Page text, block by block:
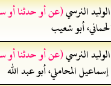
النرسي(عن أو حدثنا
أبو شعيب
النرسي(عن أو حدثنا
المحاملي، أبو عبد الله